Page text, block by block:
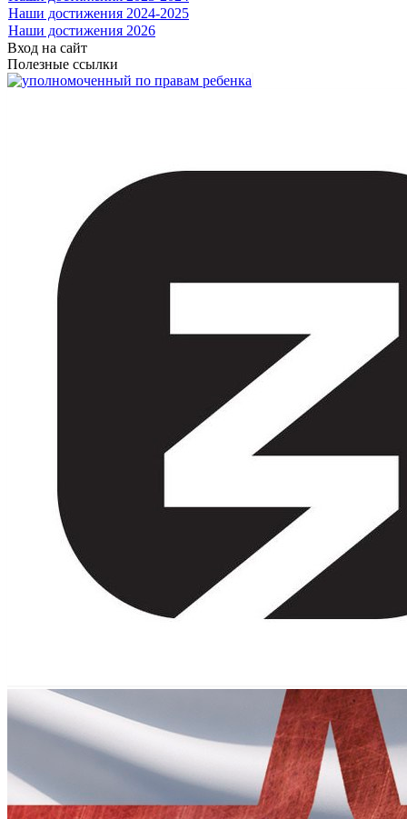
Наши достижения 2024-2025
Наши достижения 2026
Вход на сайт
Полезные ссылки